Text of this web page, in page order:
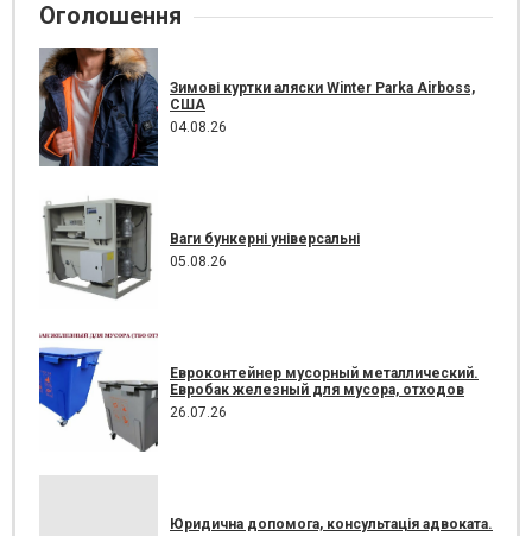
Оголошення
Зимові куртки аляски Winter Parka Airboss,
США
04.08.26
Ваги бункерні універсальні
05.08.26
Евроконтейнер мусорный металлический.
Евробак железный для мусора, отходов
26.07.26
Юридична допомога, консультація адвоката.